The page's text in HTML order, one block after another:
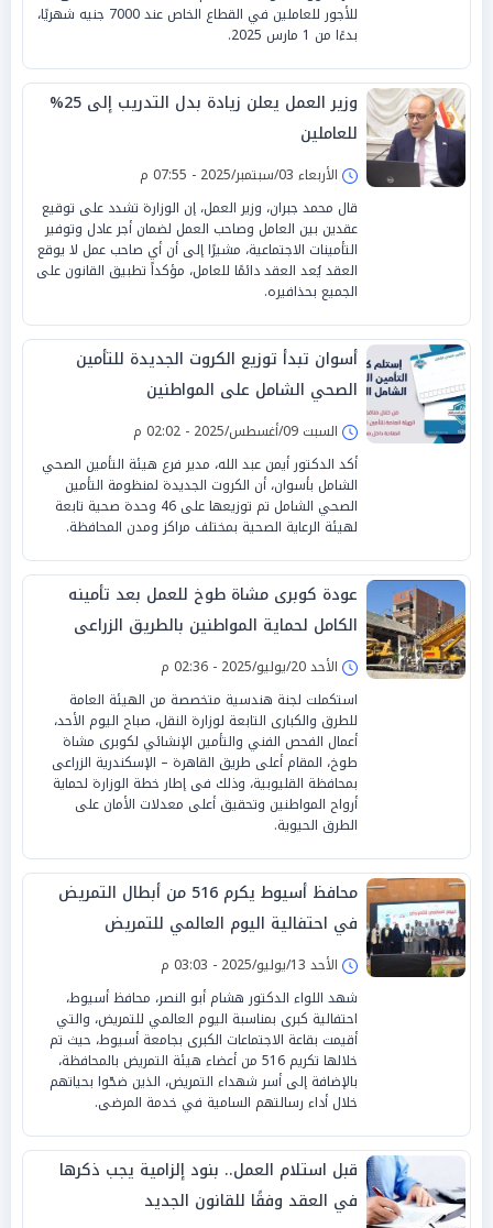
للأجور للعاملين في القطاع الخاص عند 7000 جنيه شهريًا،
بدءًا من 1 مارس 2025.
وزير العمل يعلن زيادة بدل التدريب إلى 25%
للعاملين
الأربعاء 03/سبتمبر/2025 - 07:55 م
قال محمد جبران، وزير العمل، إن الوزارة تشدد على توقيع
عقدين بين العامل وصاحب العمل لضمان أجر عادل وتوفير
التأمينات الاجتماعية، مشيرًا إلى أن أي صاحب عمل لا يوقع
العقد يُعد العقد دائمًا للعامل، مؤكداً تطبيق القانون على
الجميع بحذافيره.
أسوان تبدأ توزيع الكروت الجديدة للتأمين
الصحي الشامل على المواطنين
السبت 09/أغسطس/2025 - 02:02 م
أكد الدكتور أيمن عبد الله، مدير فرع هيئة التأمين الصحي
الشامل بأسوان، أن الكروت الجديدة لمنظومة التأمين
الصحي الشامل تم توزيعها على 46 وحدة صحية تابعة
لهيئة الرعاية الصحية بمختلف مراكز ومدن المحافظة.
عودة كوبرى مشاة طوخ للعمل بعد تأمينه
الكامل لحماية المواطنين بالطريق الزراعى
الأحد 20/يوليو/2025 - 02:36 م
استكملت لجنة هندسية متخصصة من الهيئة العامة
للطرق والكبارى التابعة لوزارة النقل، صباح اليوم الأحد،
أعمال الفحص الفني والتأمين الإنشائي لكوبرى مشاة
طوخ، المقام أعلى طريق القاهرة – الإسكندرية الزراعى
بمحافظة القليوبية، وذلك فى إطار خطة الوزارة لحماية
أرواح المواطنين وتحقيق أعلى معدلات الأمان على
الطرق الحيوية.
محافظ أسيوط يكرم 516 من أبطال التمريض
في احتفالية اليوم العالمي للتمريض
الأحد 13/يوليو/2025 - 03:03 م
شهد اللواء الدكتور هشام أبو النصر، محافظ أسيوط،
احتفالية كبرى بمناسبة اليوم العالمي للتمريض، والتي
أقيمت بقاعة الاجتماعات الكبرى بجامعة أسيوط، حيث تم
خلالها تكريم 516 من أعضاء هيئة التمريض بالمحافظة،
بالإضافة إلى أسر شهداء التمريض، الذين ضحّوا بحياتهم
خلال أداء رسالتهم السامية في خدمة المرضى.
قبل استلام العمل.. بنود إلزامية يجب ذكرها
في العقد وفقًا للقانون الجديد